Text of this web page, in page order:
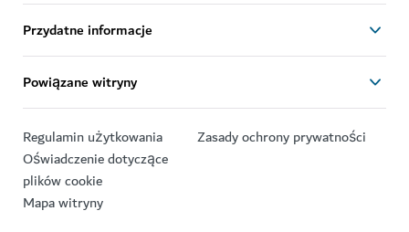
Przydatne informacje
Powiązane witryny
Regulamin użytkowania
Zasady ochrony prywatności
Oświadczenie dotyczące
plików cookie
Mapa witryny